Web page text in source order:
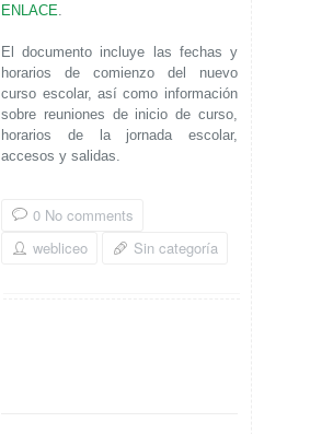
ENLACE
El documento incluye las fechas y
horarios de comienzo del nuevo
curso escolar, así como información
sobre reuniones de inicio de curso,
horarios de la jornada escolar,
accesos y salidas.
0 No comments
webliceo
Sin categoría